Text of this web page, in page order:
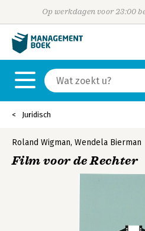
Op werkdagen voor 23:00
Juridisch
Roland Wigman, Wendela Bierman
Film voor de Rechter